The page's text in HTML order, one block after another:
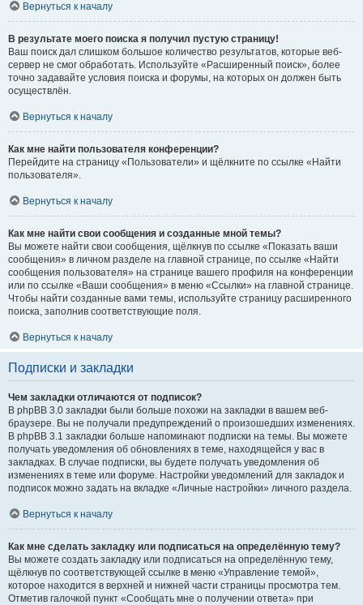
Вернуться к началу
В результате моего поиска я получил пустую страницу!
Ваш поиск дал слишком большое количество результатов, которые веб-
сервер не смог обработать. Используйте «Расширенный поиск», более
точно задавайте условия поиска и форумы, на которых он должен быть
осуществлён.
Вернуться к началу
Как мне найти пользователя конференции?
Перейдите на страницу «Пользователи» и щёлкните по ссылке «Найти
пользователя».
Вернуться к началу
Как мне найти свои сообщения и созданные мной темы?
Вы можете найти свои сообщения, щёлкнув по ссылке «Показать ваши
сообщения» в личном разделе на главной странице, по ссылке «Найти
сообщения пользователя» на странице вашего профиля на конференции
или по ссылке «Ваши сообщения» в меню «Ссылки» на главной странице.
Чтобы найти созданные вами темы, используйте страницу расширенного
поиска, заполнив соответствующие поля.
Вернуться к началу
Подписки и закладки
Чем закладки отличаются от подписок?
В phpBB 3.0 закладки были больше похожи на закладки в вашем веб-
браузере. Вы не получали предупреждений о произошедших изменениях.
В phpBB 3.1 закладки больше напоминают подписки на темы. Вы можете
получать уведомления об обновлениях в теме, находящейся у вас в
закладках. В случае подписки, вы будете получать уведомления об
изменениях в теме или форуме. Настройки уведомлений для закладок и
подписок можно задать на вкладке «Личные настройки» личного раздела.
Вернуться к началу
Как мне сделать закладку или подписаться на определённую тему?
Вы можете создать закладку или подписаться на определённую тему,
щёлкнув по соответствующей ссылке в меню «Управление темой»,
которое находится в верхней и нижней части страницы просмотра тем.
Отметив галочкой пункт «Сообщать мне о получении ответа» при